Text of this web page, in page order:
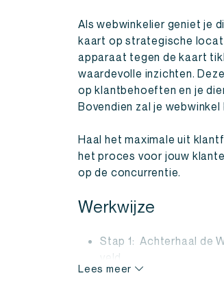
Als webwinkelier geniet je
kaart op strategische
apparaat tegen de kaart
waardevolle inzichten.
op klantbehoeften en je
Bovendien zal je
Haal het maximale uit
het proces voor jouw
op de concurrentie.
Werkwijze
Stap 1: Achterhaal de
veld
Stap 2: Bestel de
Lees meer